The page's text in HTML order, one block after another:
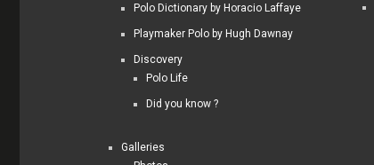
Polo Dictionary by Horacio Laffaye
Playmaker Polo by Hugh Dawnay
Discovery
Polo Life
Did you know ?
Galleries